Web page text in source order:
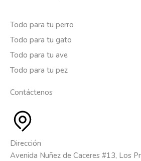
Todo para tu perro
Todo para tu gato
Todo para tu ave
Todo para tu pez
Contáctenos
Dirección
Avenida Nuñez de Caceres #13, Los